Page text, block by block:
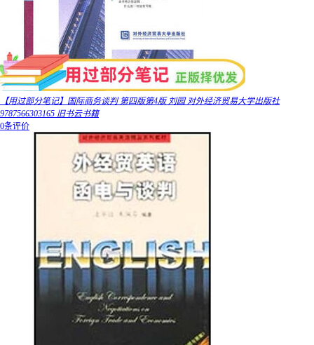
【用过部分笔记】国际商务谈判 第四版第4版 刘园 对外经济贸易大学出版社
9787566303165 旧书云书籍
0条评价